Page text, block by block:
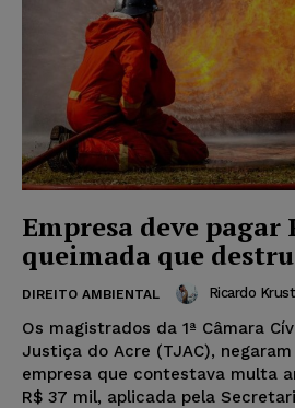
Empresa deve pagar
queimada que
DIREITO AMBIENTAL Ricardo
Os magistrados da 1ª Câmara
Justiça do Acre (TJAC),
empresa que contestava multa
R$ 37 mil, aplicada pela